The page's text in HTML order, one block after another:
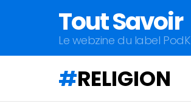
Tout Savoir
Le webzine du label PodK
RELIGION